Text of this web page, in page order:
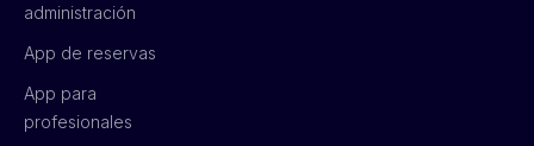
administración
App de reservas
App para
profesionales